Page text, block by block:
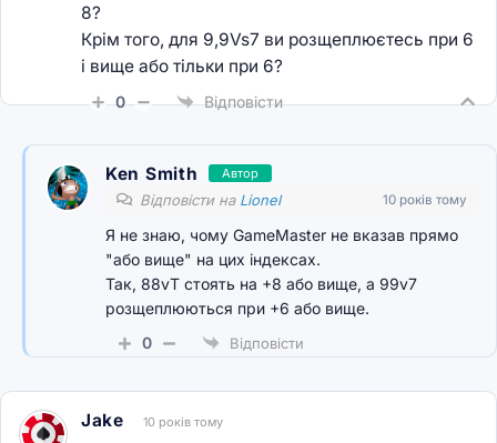
8?
Крім того, для 9,9Vs7 ви розщеплюєтесь при 6
і вище або тільки при 6?
0 Відповісти
Ken Smith Автор
Відповісти на Lionel 10 років тому
Я не знаю, чому GameMaster не вказав прямо
"або вище" на цих індексах.
Так, 88vT стоять на +8 або вище, а 99v7
розщеплюються при +6 або вище.
0
Відповісти
Jake 10 років тому